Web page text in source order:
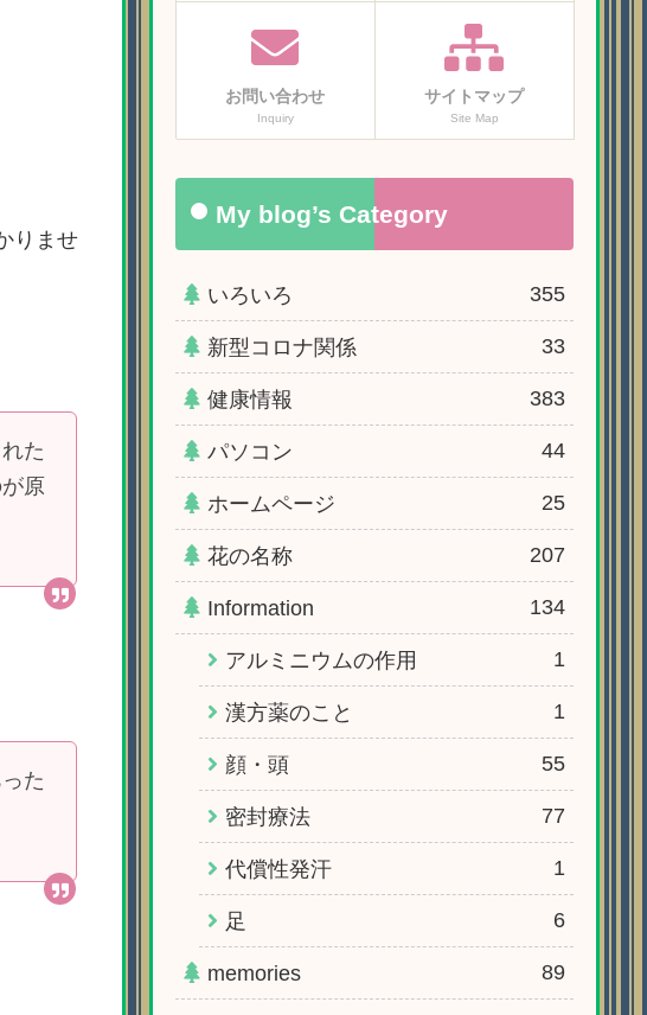
りませ
た
原
た
お問い合わせ
Inquiry
サイトマップ
Site Map
My blog’s Category
いろいろ 355
新型コロナ関係 33
健康情報 383
パソコン 44
ホームページ 25
花の名称 207
Information 134
アルミニウムの作用 1
漢方薬のこと 1
顔・頭 55
密封療法 77
代償性発汗 1
足 6
memories 89